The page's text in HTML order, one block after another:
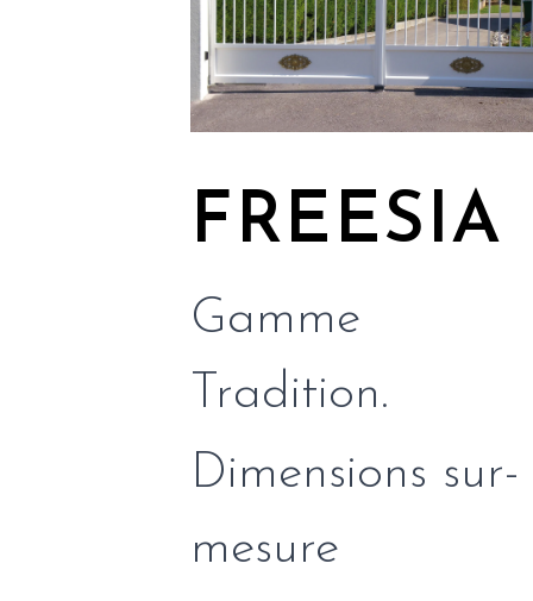
FREESIA
Gamme
Tradition.
Dimensions sur-
mesure